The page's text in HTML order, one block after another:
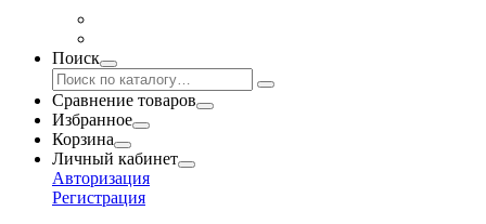
Поиск
Сравнение товаров
Избранное
Корзина
Личный кабинет
Авторизация
Регистрация